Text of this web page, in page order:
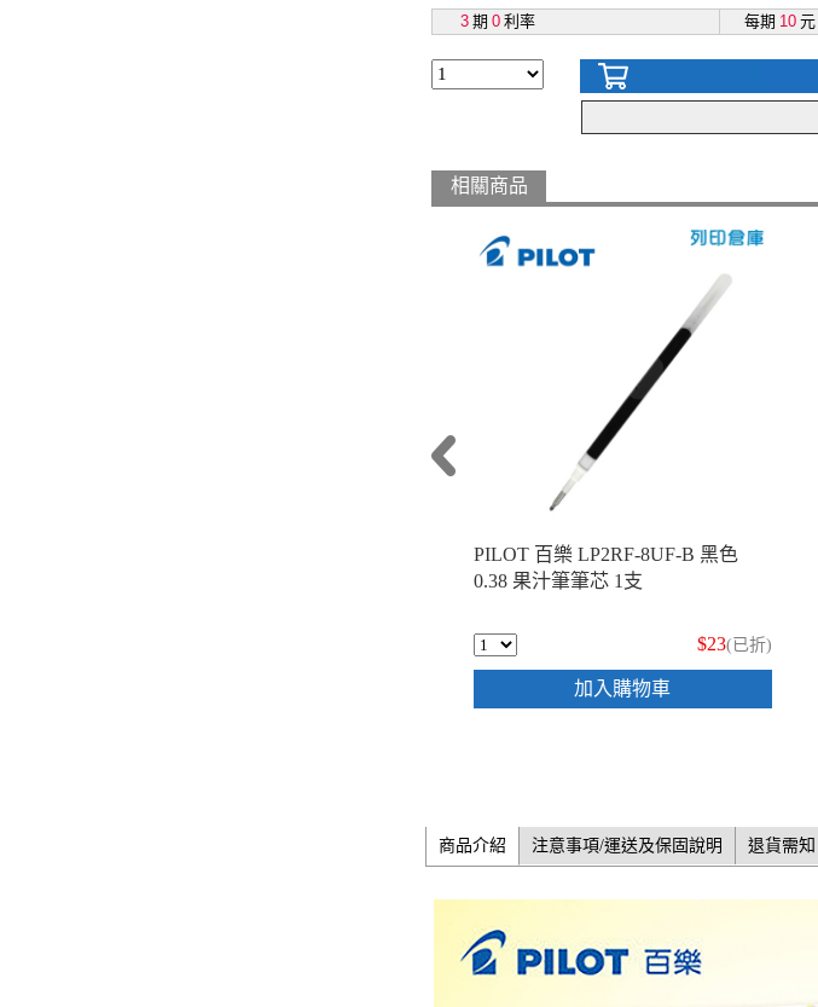
3 期 0 利率 每期 10 元
相關商品
PILOT 百樂 LP2RF-8UF-B 黑色
0.38 果汁筆筆芯 1支
$23(已折)
加入購物車
商品介紹 注意事項/運送及保固說明 退貨需知